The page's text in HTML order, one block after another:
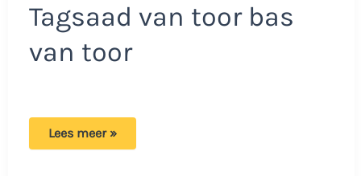
Tagsaad van toor bas
van toor
Aad
Lees meer »